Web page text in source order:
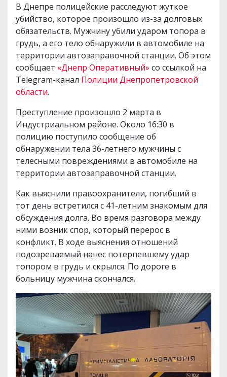
В Днепре полицейские расследуют жуткое
убийство, которое произошло из-за долговых
обязательств. Мужчину убили ударом топора в
грудь, а его тело обнаружили в автомобиле на
территории автозаправочной станции. Об этом
сообщает «Днепр Оперативный» со ссылкой на
Telegram-канал Полиции Днепропетровской
области.
Преступление произошло 2 марта в
Индустриальном районе. Около 16:30 в
полицию поступило сообщение об
обнаружении тела 36-летнего мужчины с
телесными повреждениями в автомобиле на
территории автозаправочной станции.
Как выяснили правоохранители, погибший в
тот день встретился с 41-летним знакомым для
обсуждения долга. Во время разговора между
ними возник спор, который перерос в
конфликт. В ходе выяснения отношений
подозреваемый нанес потерпевшему удар
топором в грудь и скрылся. По дороге в
больницу мужчина скончался.